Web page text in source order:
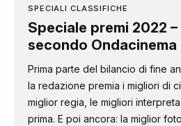
SPECIALI CLASSIFICHE
Speciale premi 2022
secondo Ondacinema
Prima parte del bilancio di fine
la redazione premia i migliori di
miglior regia, le migliori
prima. E poi ancora: la miglior